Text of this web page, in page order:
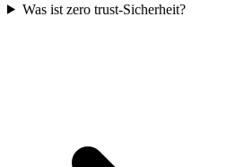
Was ist zero trust-Sicherheit?